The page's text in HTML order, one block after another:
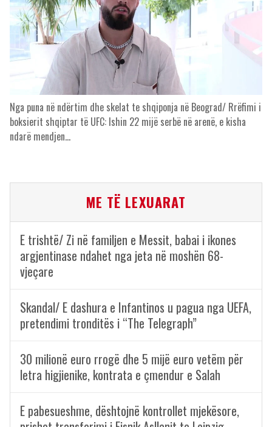
Nga puna në ndërtim dhe skelat te shqiponja në Beograd/ Rrëfimi i
boksierit shqiptar të UFC: Ishin 22 mijë serbë në arenë, e kisha
ndarë mendjen…
ME TË LEXUARAT
E trishtë/ Zi në familjen e Messit, babai i ikones
argjentinase ndahet nga jeta në moshën 68-
vjeçare
Skandal/ E dashura e Infantinos u pagua nga UEFA,
pretendimi tronditës i “The Telegraph”
30 milionë euro rrogë dhe 5 mijë euro vetëm për
letra higjienike, kontrata e çmendur e Salah
E pabesueshme, dështojnë kontrollet mjekësore,